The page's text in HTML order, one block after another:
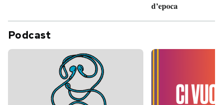
d’epoca
Podcast